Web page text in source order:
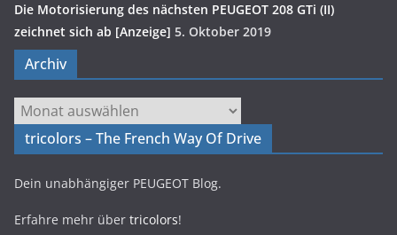
Die Motorisierung des nächsten PEUGEOT 208 GTi (II)
zeichnet sich ab [Anzeige] 5. Oktober 2019
Archiv
Archiv
tricolors – The French Way Of Drive
Dein unabhängiger PEUGEOT Blog.
Erfahre mehr über tricolors!